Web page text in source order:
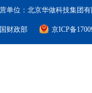
单位：北京华做科技集团
财政部 京ICP备